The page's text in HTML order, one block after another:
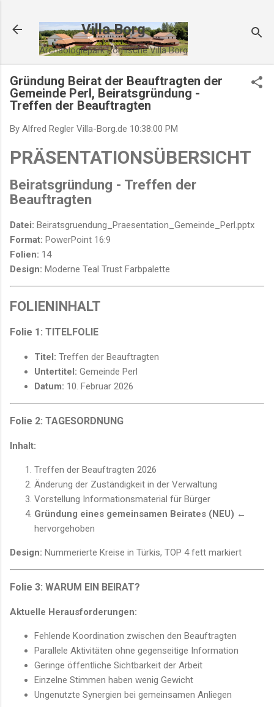
Villa Borg
Archäologiepark Römische Villa Borg
Gründung Beirat der Beauftragten der
Gemeinde Perl, Beiratsgründung -
Treffen der Beauftragten
By Alfred Regler Villa-Borg.de 10:38:00 PM
PRÄSENTATIONSÜBERSICHT
Beiratsgründung - Treffen der
Beauftragten
Datei: Beiratsgruendung_Praesentation_Gemeinde_Perl.pptx
Format: PowerPoint 16:9
Folien: 14
Design: Moderne Teal Trust Farbpalette
FOLIENINHALT
Folie 1: TITELFOLIE
Titel: Treffen der Beauftragten
Untertitel: Gemeinde Perl
Datum: 10. Februar 2026
Folie 2: TAGESORDNUNG
Inhalt:
Treffen der Beauftragten 2026
Änderung der Zuständigkeit in der Verwaltung
Vorstellung Informationsmaterial für Bürger
Gründung eines gemeinsamen Beirates (NEU) ←
hervorgehoben
Design: Nummerierte Kreise in Türkis, TOP 4 fett markiert
Folie 3: WARUM EIN BEIRAT?
Aktuelle Herausforderungen:
Fehlende Koordination zwischen den Beauftragten
Parallele Aktivitäten ohne gegenseitige Information
Geringe öffentliche Sichtbarkeit der Arbeit
Einzelne Stimmen haben wenig Gewicht
Ungenutzte Synergien bei gemeinsamen Anliegen